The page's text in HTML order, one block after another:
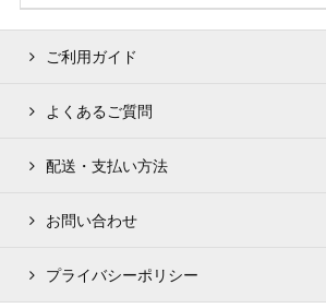
ご利用ガイド
よくあるご質問
配送・支払い方法
お問い合わせ
プライバシーポリシー